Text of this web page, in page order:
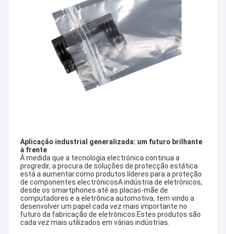
Produtos
Quem Somos
Fale Conosco
notícias
Todos os casos
Aplicação industrial generalizada: um futuro brilhante
à frente
À medida que a tecnologia electrónica continua a
progredir, a procura de soluções de protecção estática
está a aumentar.como produtos líderes para a proteção
de componentes electrónicosA indústria de eletrônicos,
desde os smartphones até as placas-mãe de
computadores e a eletrônica automotiva, tem vindo a
desenvolver um papel cada vez mais importante no
futuro da fabricação de eletrônicos.Estes produtos são
cada vez mais utilizados em várias indústrias.
SHENZHEN DELIXIN CO., LTD
É uma das maiores empresas do
grupo com mais de 30 anos de história de material de
embalagem na China.Tailândia e assim por diante.Integra
design, produção, fabricação, serviço como um todo.